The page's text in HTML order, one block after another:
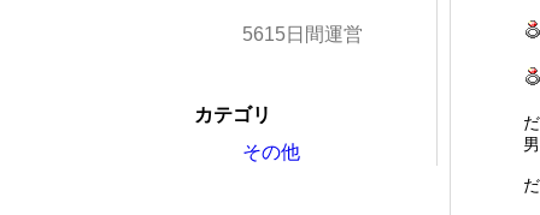
5615日間運営
カテゴリ
その他